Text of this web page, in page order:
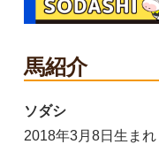
馬紹介
ソダシ
2018年3月8日生まれ